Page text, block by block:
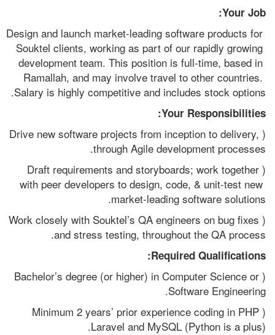
Your Job:
Design and launch market-leading software products for
Souktel clients, working as part of our rapidly growing
development team. This position is full-time, based in
Ramallah, and may involve travel to other countries.
Salary is highly competitive and includes stock options.
Your Responsibilities:
(Drive new software projects from inception to delivery,
through Agile development processes.
(Draft requirements and storyboards; work together
with peer developers to design, code, & unit-test new
market-leading software solutions.
(Work closely with Souktel’s QA engineers on bug fixes
and stress testing, throughout the QA process.
Required Qualifications:
(Bachelor’s degree (or higher) in Computer Science or
Software Engineering.
(Minimum 2 years’ prior experience coding in PHP
Laravel and MySQL (Python is a plus).